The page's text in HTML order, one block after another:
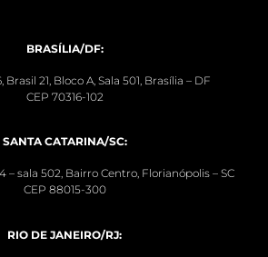
BRASÍLIA/DF:
Brasil 21, Bloco A, Sala 501, Brasília – DF
CEP 70316-102
SANTA CATARINA/SC:
– sala 502, Bairro Centro, Florianópolis – SC
CEP 88015-300
RIO DE JANEIRO/RJ: